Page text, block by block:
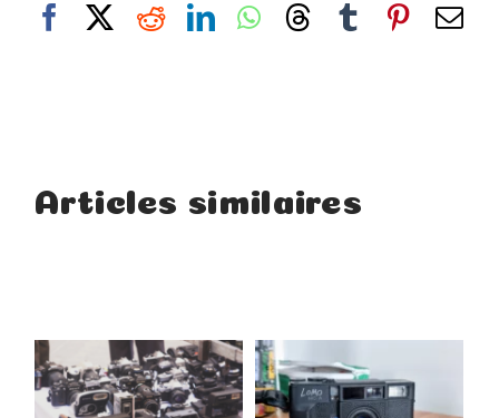
FacebookRedditLinkedIn
WhatsApp
ThreadsTumblr
Articles similaires